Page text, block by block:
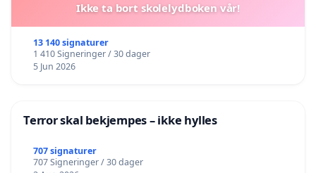
Ikke ta bort skolelydboken vår!
13 140 signaturer
1 410 Signeringer / 30 dager
5 Jun 2026
Terror skal bekjempes – ikke hylles
707 signaturer
707 Signeringer / 30 dager